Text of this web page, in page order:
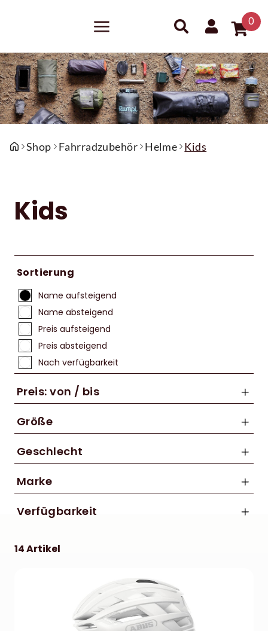
0
Shop Fahrradzubehör Helme Kids
Kids
Sortierung
Name aufsteigend
Name absteigend
Preis aufsteigend
Preis absteigend
Nach verfügbarkeit
Preis: von / bis
Größe
S
Geschlecht
Kinder
Unisex
Marke
ABUS
Verfügbarkeit
14 Artikel